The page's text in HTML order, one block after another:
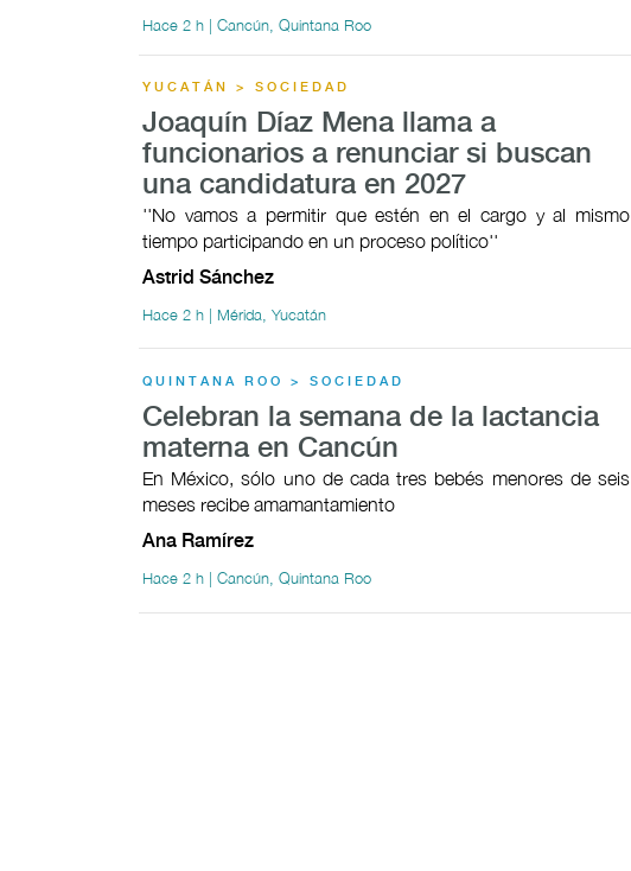
Hace 2 h | Cancún, Quintana Roo
YUCATÁN > SOCIEDAD
Joaquín Díaz Mena llama a
funcionarios a renunciar si buscan
una candidatura en 2027
''No vamos a permitir que estén en el cargo y al mismo
tiempo participando en un proceso político''
Astrid Sánchez
Hace 2 h | Mérida, Yucatán
QUINTANA ROO > SOCIEDAD
Celebran la semana de la lactancia
materna en Cancún
En México, sólo uno de cada tres bebés menores de seis
meses recibe amamantamiento
Ana Ramírez
Hace 2 h | Cancún, Quintana Roo